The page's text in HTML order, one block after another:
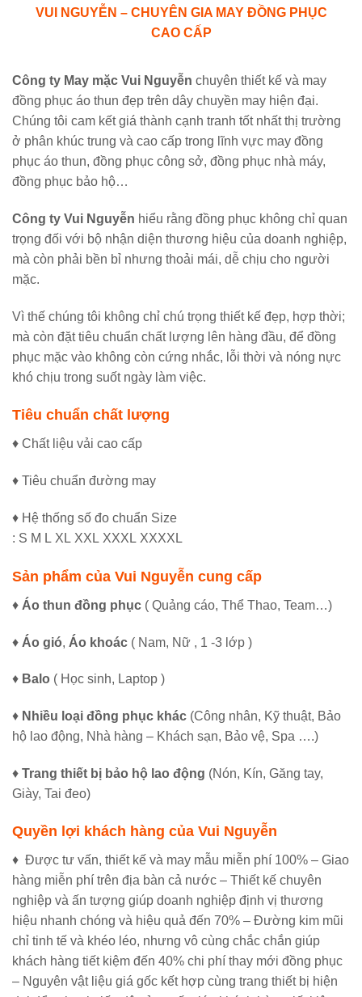
VUI NGUYỄN – CHUYÊN GIA MAY ĐỒNG PHỤC
CAO CẤP
Công ty May mặc Vui Nguyễn chuyên thiết kế và may
đồng phục áo thun đẹp trên dây chuyền may hiện đại.
Chúng tôi cam kết giá thành cạnh tranh tốt nhất thị trường
ở phân khúc trung và cao cấp trong lĩnh vực may đồng
phục áo thun, đồng phục công sở, đồng phục nhà máy,
đồng phục bảo hộ…
Công ty Vui Nguyễn hiểu rằng đồng phục không chỉ quan
trọng đối với bộ nhận diện thương hiệu của doanh nghiệp,
mà còn phải bền bỉ nhưng thoải mái, dễ chịu cho người
mặc.
Vì thế chúng tôi không chỉ chú trọng thiết kế đẹp, hợp thời;
mà còn đặt tiêu chuẩn chất lượng lên hàng đầu, để đồng
phục mặc vào không còn cứng nhắc, lỗi thời và nóng nực
khó chịu trong suốt ngày làm việc.
Tiêu chuẩn chất lượng
♦ Chất liệu vải cao cấp
♦ Tiêu chuẩn đường may
♦ Hệ thống số đo chuẩn Size
: S M L XL XXL XXXL XXXXL
Sản phẩm của Vui Nguyễn cung cấp
♦ Áo thun đồng phục( Quảng cáo, Thể Thao, Team…)
♦ Áo gió, Áo khoác( Nam, Nữ , 1 -3 lớp )
♦ Balo ( Học sinh, Laptop )
♦ Nhiều loại đồng phục khác(Công nhân, Kỹ thuật, Bảo
hộ lao động, Nhà hàng – Khách sạn, Bảo vệ, Spa ….)
♦ Trang thiết bị bảo hộ lao động (Nón, Kín, Găng tay,
Giày, Tai đeo)
Quyền lợi khách hàng của Vui Nguyễn
♦ Được tư vấn, thiết kế và may mẫu miễn phí 100% – Giao
hàng miễn phí trên địa bàn cả nước – Thiết kế chuyên
nghiệp và ấn tượng giúp doanh nghiệp định vị thương
hiệu nhanh chóng và hiệu quả đến 70% – Đường kim mũi
chỉ tinh tế và khéo léo, nhưng vô cùng chắc chắn giúp
khách hàng tiết kiệm đến 40% chi phí thay mới đồng phục
– Nguyên vật liệu giá gốc kết hợp cùng trang thiết bị hiện